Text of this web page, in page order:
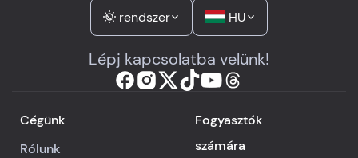
rendszer HU
Lépj kapcsolatba velünk!
Cégünk
Rólunk
Fogyasztók
számára